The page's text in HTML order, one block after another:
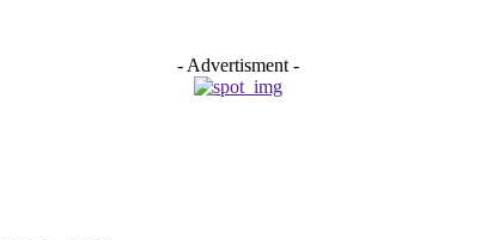
- Advertisment -